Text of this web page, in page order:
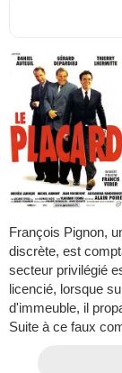
François Pignon,
discrète, est
secteur privilégié
licencié, lorsque
d'immeuble, il
Suite à ce faux